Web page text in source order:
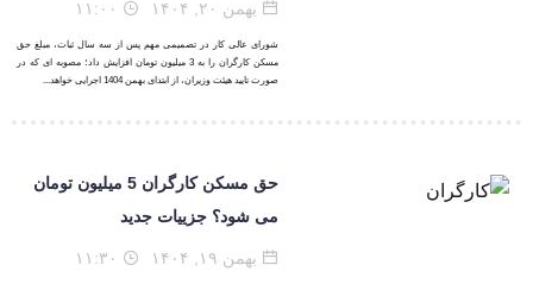
بهمن ۲۰, ۱۴۰۴
شورای عالی کار در تصمیمی مهم پس از سه سال ثبات، مبلغ حق
مسکن کارگران را به 3 میلیون تومان افزایش داد؛ مصوبه ای که در
صورت تایید هیئت وزیران، از ابتدای بهمن 1404 اجرایی خواهد...
حق مسکن کارگران 5 میلیون تومان
می شود؟ جزییات جدید
بهمن ۱۹, ۱۴۰۴